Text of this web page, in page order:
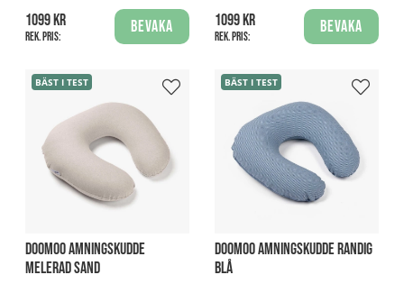
1099 kr
Rek. pris:
Bevaka 1099 kr
Rek. pris:
Bevaka
BÄST I TEST
DOOMOO AMNINGSKUDDE
MELERAD SAND
BÄST I TEST
DOOMOO AMNINGSKUDDE RANDIG
BLÅ